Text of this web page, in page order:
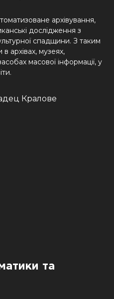
архівування,
дослідження з
спадщини. З таким
архівах, музеях,
масової інформації, у
та